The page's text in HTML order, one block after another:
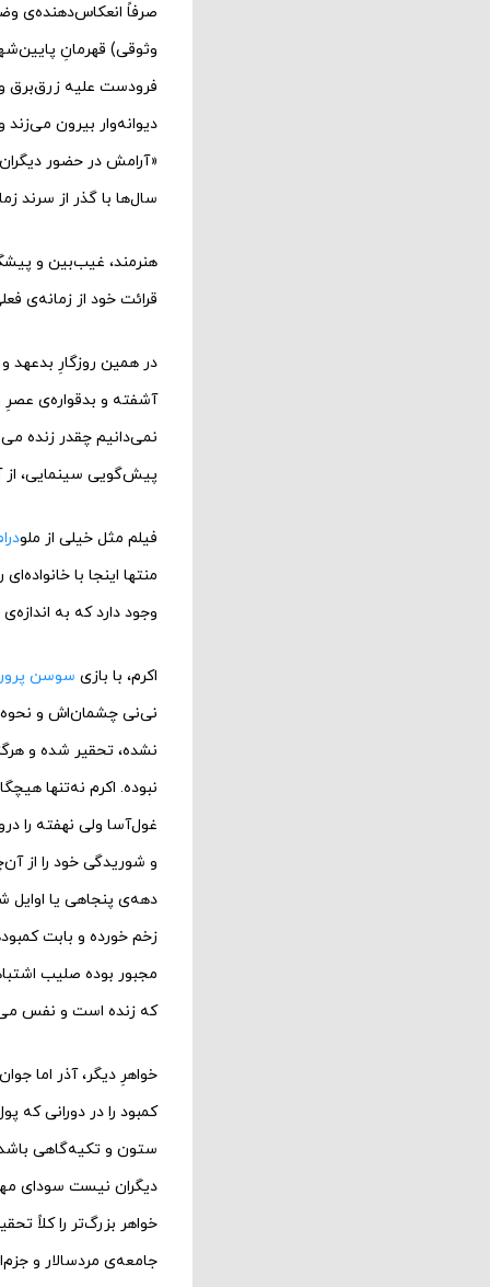
صرفاً انعکاس‌دهنده‌ی
وثوقی) قهرمانِ
فرودست علیه زرق‌برق‌‌
سال‌ها با گذر از سرند
هنرمند، غیب‌بین و
قرائت خود از زمانه‌ی
در همین روزگارِ بدعهد
آشفته و بدقواره‌ی عصرِ
نمی‌دانیم چقدر زنده
پیش‌گویی سینمایی، از
فیلم مثل خیلی از ملو
منتها اینجا با
وجود دارد که به
اکرم، با بازی سوسن پرور
نی‌نی چشمان‌اش و
نشده، تحقیر شده و
نبوده. اکرم نه‌تنها
غول‌آسا ولی نهفته‌ را
و شوریدگی خود را از
دهه‌ی پنجاهی یا
زخم خورده و بابت
مجبور بوده صلیب
که زنده است و نفس
خواهرِ دیگر، آذر اما
کمبود را در دورانی که
ستون و تکیه‌گاهی باشد
دیگران نیست سودای
خواهر بزرگ‌تر را کلاً
جامعه‌ی مردسالار و